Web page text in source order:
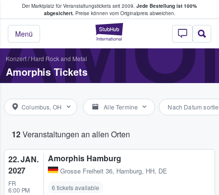
Der Marktplatz für Veranstaltungstickets seit 2009. Jede Bestellung ist 100%
abgesichert.Preise können vom Originalpreis abweichen.
StubHub - Wo
Menü
Tickets kaufen & verkaufen
Konzert/Hard Rock and Metal
Amorphis Tickets
Columbus, OH Alle Termine Nach Datum
12Veranstaltungen an allen Orten
22. JAN.
2027
FR
6:00 PM
Amorphis Hamburg
Grosse Freiheit 36, Hamburg, HH, DE
6 tickets available